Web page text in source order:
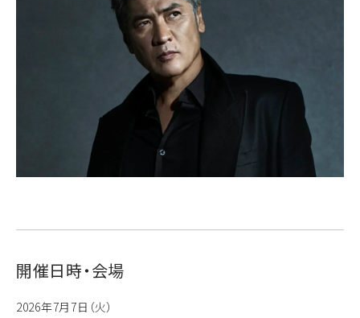
開催日時・会場
2026年7月7日（火）